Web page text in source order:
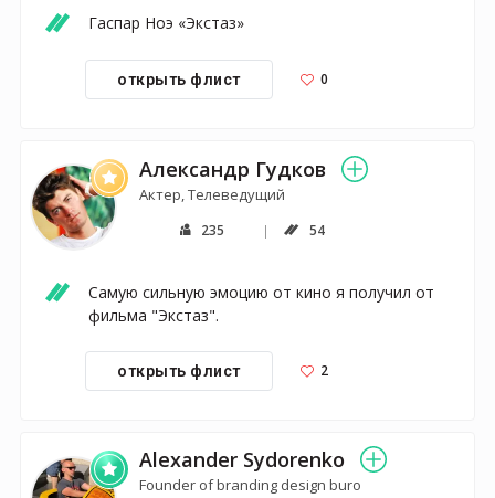
Гаспар Ноэ «Экстаз»
открыть флист 0
Александр Гудков
Актер, Телеведущий
235 54
Самую сильную эмоцию от кино я получил от
фильма "Экстаз".
открыть флист 2
Alexander Sydorenko
Founder of branding design buro